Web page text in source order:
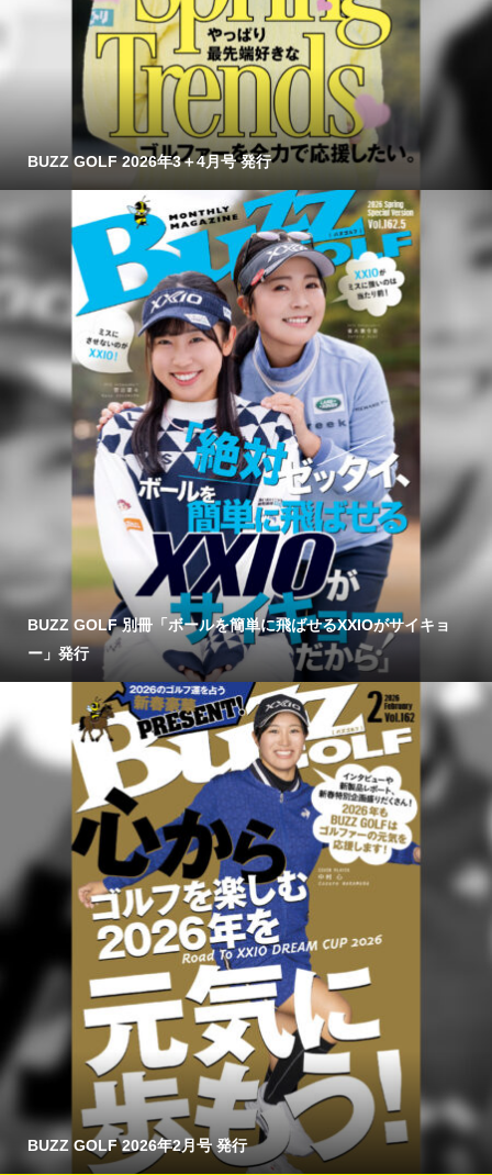
BUZZ GOLF 2026年3＋4月号 発行
BUZZ GOLF 別冊「ボールを簡単に飛ばせるXXIOがサイキョ
ー」発行
BUZZ GOLF 2026年2月号 発行